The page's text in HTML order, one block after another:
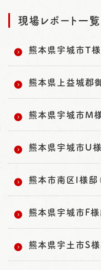
現場レポート一覧
熊本県宇城市T
熊本県上益城郡
熊本県宇城市M
熊本県宇城市U
熊本市南区I様邸
熊本県宇城市F様
熊本県宇土市S